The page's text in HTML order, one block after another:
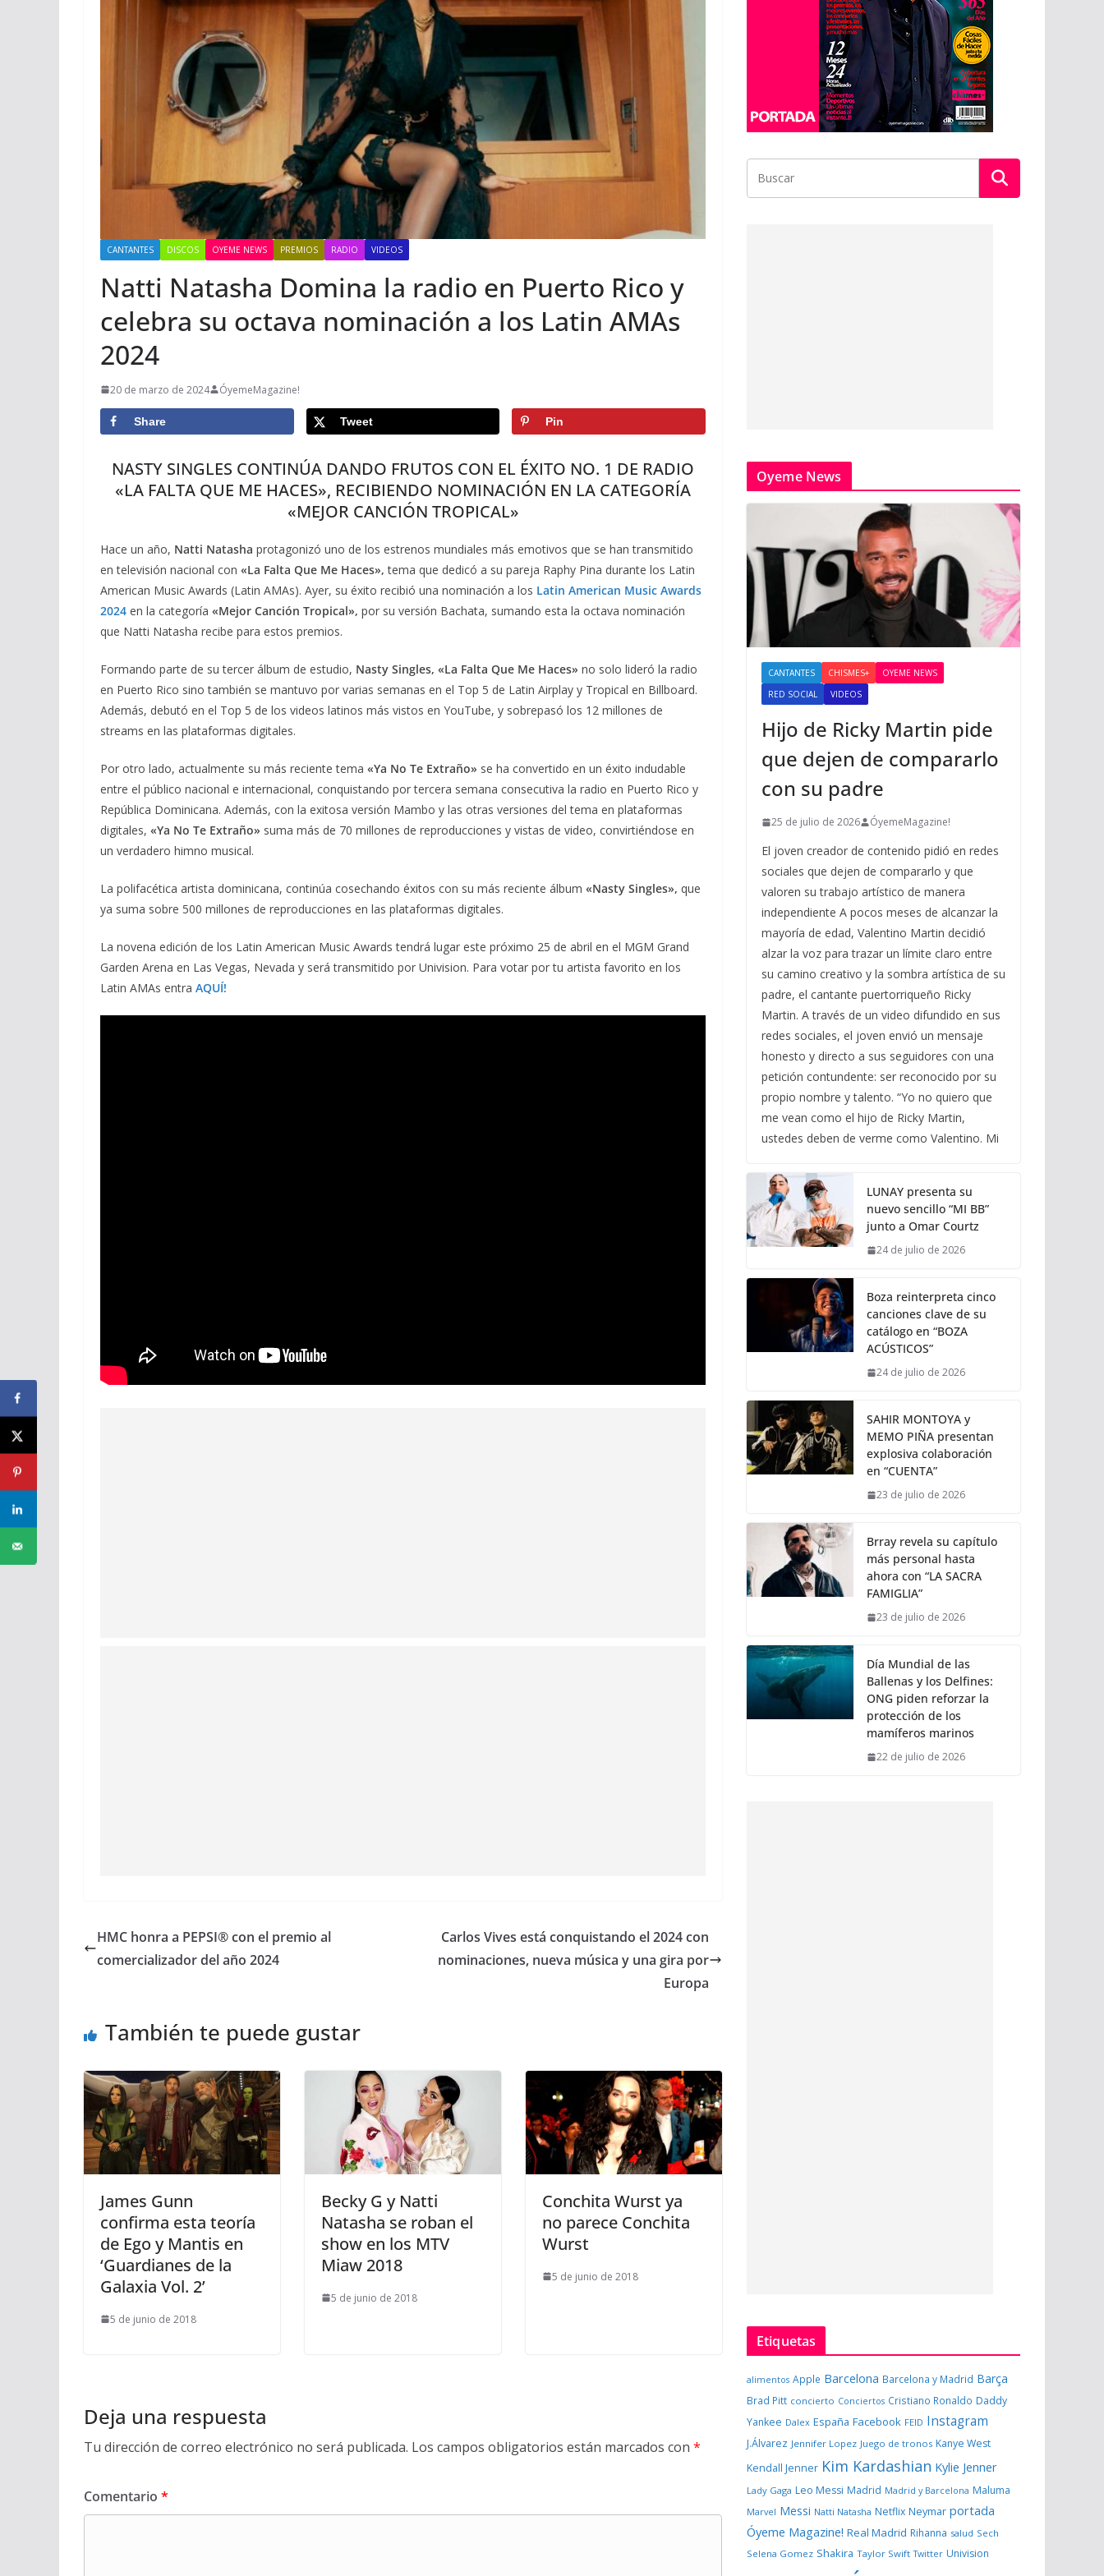
CANTANTES DISCOS OYEME NEWS PREMIOS RADIO VIDEOS
Natti Natasha Domina la radio en Puerto Rico y
celebra su octava nominación a los Latin AMAs
2024
20 de marzo de 2024 ÓyemeMagazine!
Share Tweet Pin
NASTY SINGLES CONTINÚA DANDO FRUTOS CON EL ÉXITO NO. 1 DE RADIO
«LA FALTA QUE ME HACES», RECIBIENDO NOMINACIÓN EN LA CATEGORÍA
«MEJOR CANCIÓN TROPICAL»
Hace un año, Natti Natasha protagonizó uno de los estrenos mundiales más emotivos que se han transmitido
en televisión nacional con «La Falta Que Me Haces», tema que dedicó a su pareja Raphy Pina durante los Latin
American Music Awards (Latin AMAs). Ayer, su éxito recibió una nominación a los Latin American Music Awards
2024 en la categoría «Mejor Canción Tropical», por su versión Bachata, sumando esta la octava nominación
que Natti Natasha recibe para estos premios.
Formando parte de su tercer álbum de estudio, Nasty Singles, «La Falta Que Me Haces» no solo lideró la radio
en Puerto Rico sino también se mantuvo por varias semanas en el Top 5 de Latin Airplay y Tropical en Billboard.
Además, debutó en el Top 5 de los videos latinos más vistos en YouTube, y sobrepasó los 12 millones de
streams en las plataformas digitales.
Por otro lado, actualmente su más reciente tema «Ya No Te Extraño» se ha convertido en un éxito indudable
entre el público nacional e internacional, conquistando por tercera semana consecutiva la radio en Puerto Rico y
República Dominicana. Además, con la exitosa versión Mambo y las otras versiones del tema en plataformas
digitales, «Ya No Te Extraño» suma más de 70 millones de reproducciones y vistas de video, convirtiéndose en
un verdadero himno musical.
La polifacética artista dominicana, continúa cosechando éxitos con su más reciente álbum «Nasty Singles», que
ya suma sobre 500 millones de reproducciones en las plataformas digitales.
La novena edición de los Latin American Music Awards tendrá lugar este próximo 25 de abril en el MGM Grand
Garden Arena en Las Vegas, Nevada y será transmitido por Univision. Para votar por tu artista favorito en los
Latin AMAs entra AQUÍ!
HMC honra a PEPSI® con el premio al
comercializador del año 2024
Carlos Vives está conquistando el 2024 con
nominaciones, nueva música y una gira por
Europa
También te puede gustar
James Gunn
confirma esta teoría
de Ego y Mantis en
‘Guardianes de la
Galaxia Vol. 2’
5 de junio de 2018
Becky G y Natti
Natasha se roban el
show en los MTV
Miaw 2018
5 de junio de 2018
Conchita Wurst ya
no parece Conchita
Wurst
5 de junio de 2018
Deja una respuesta
Tu dirección de correo electrónico no será publicada. Los campos obligatorios están marcados con *
Comentario *
Oyeme News
CANTANTES CHISMES+
OYEME NEWS
RED SOCIAL
VIDEOS
Hijo de Ricky Martin pide
que dejen de compararlo
con su padre
25 de julio de 2026 ÓyemeMagazine!
El joven creador de contenido pidió en redes
sociales que dejen de compararlo y que
valoren su trabajo artístico de manera
independiente A pocos meses de alcanzar la
mayoría de edad, Valentino Martin decidió
alzar la voz para trazar un límite claro entre
su camino creativo y la sombra artística de su
padre, el cantante puertorriqueño Ricky
Martin. A través de un video difundido en sus
redes sociales, el joven envió un mensaje
honesto y directo a sus seguidores con una
petición contundente: ser reconocido por su
propio nombre y talento. “Yo no quiero que
me vean como el hijo de Ricky Martin,
ustedes deben de verme como Valentino. Mi
LUNAY presenta su
nuevo sencillo “MI BB”
junto a Omar Courtz
24 de julio de 2026
Boza reinterpreta cinco
canciones clave de su
catálogo en “BOZA
ACÚSTICOS”
24 de julio de 2026
SAHIR MONTOYA y
MEMO PIÑA presentan
explosiva colaboración
en “CUENTA”
23 de julio de 2026
Brray revela su capítulo
más personal hasta
ahora con “LA SACRA
FAMIGLIA”
23 de julio de 2026
Día Mundial de las
Ballenas y los Delfines:
ONG piden reforzar la
protección de los
mamíferos marinos
22 de julio de 2026
Etiquetas
alimentos Apple Barcelona Barcelona y Madrid Barça
Brad Pitt concierto Conciertos Cristiano Ronaldo Daddy
Yankee Dalex España Facebook FEID Instagram
J.Álvarez Jennifer Lopez Juego de tronos Kanye West
Kendall Jenner Kim Kardashian Kylie Jenner
Lady Gaga Leo Messi Madrid Madrid y Barcelona Maluma
Marvel Messi Natti Natasha Netflix Neymar portada
Óyeme Magazine! Real Madrid Rihanna salud Sech
Selena Gomez Shakira Taylor Swift Twitter Univision